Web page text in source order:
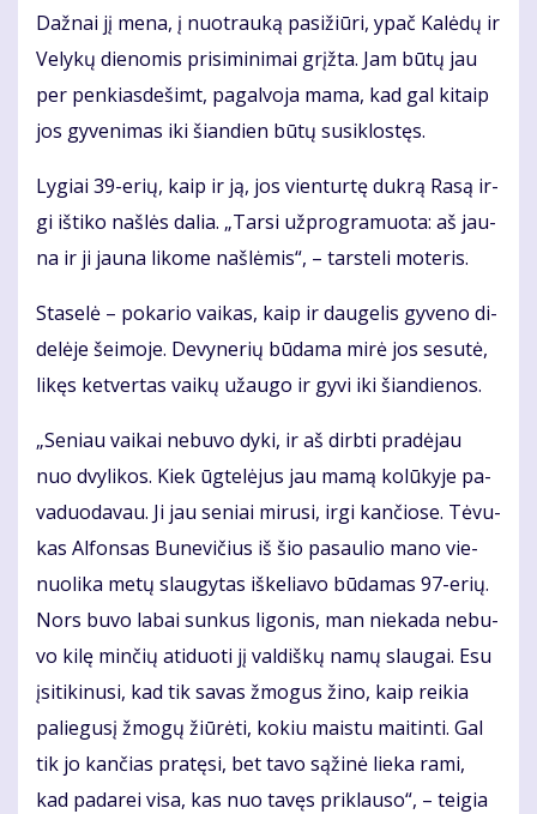
Daž­nai jį me­na, į nuo­trau­ką pa­si­žiū­ri, ypač Ka­lė­dų ir
Ve­ly­kų die­no­mis pri­si­mi­ni­mai grįž­ta. Jam bū­tų jau
per pen­kias­de­šimt, pa­gal­vo­ja ma­ma, kad gal ki­taip
jos gy­ve­ni­mas iki šian­dien bū­tų su­si­klos­tęs.
Ly­giai 39-erių, kaip ir ją, jos vien­tur­tę duk­rą Ra­są ir­
gi iš­ti­ko naš­lės da­lia. „Tar­si už­prog­ra­muo­ta: aš jau­
na ir ji jau­na li­ko­me naš­lė­mis“, – tars­te­li mo­te­ris.
Sta­se­lė – po­ka­rio vai­kas, kaip ir dau­ge­lis gy­ve­no di­
de­lė­je šei­mo­je. De­vy­ne­rių bū­da­ma mi­rė jos se­su­tė,
li­kęs ket­ver­tas vai­kų už­au­go ir gy­vi iki šian­die­nos.
„Se­niau vai­kai ne­bu­vo dy­ki, ir aš dirb­ti pra­dė­jau
nuo dvy­li­kos. Kiek ūg­te­lė­jus jau ma­mą ko­lū­ky­je pa­
va­duo­da­vau. Ji jau se­niai mi­ru­si, ir­gi kan­čio­se. Tė­vu­
kas Al­fon­sas Bu­ne­vi­čius iš šio pa­sau­lio ma­no vie­
nuo­li­ka me­tų slau­gy­tas iš­ke­lia­vo bū­da­mas 97-erių.
Nors bu­vo la­bai sun­kus li­go­nis, man nie­ka­da ne­bu­
vo ki­lę min­čių ati­duo­ti jį val­diš­kų na­mų slau­gai. Esu
įsi­ti­ki­nu­si, kad tik sa­vas žmo­gus ži­no, kaip rei­kia
pa­lie­gu­sį žmo­gų žiū­rė­ti, ko­kiu mais­tu mai­tin­ti. Gal
tik jo kan­čias pra­tę­si, bet ta­vo są­ži­nė lie­ka ra­mi,
kad pa­da­rei vi­sa, kas nuo ta­vęs pri­klau­so“, – tei­gia